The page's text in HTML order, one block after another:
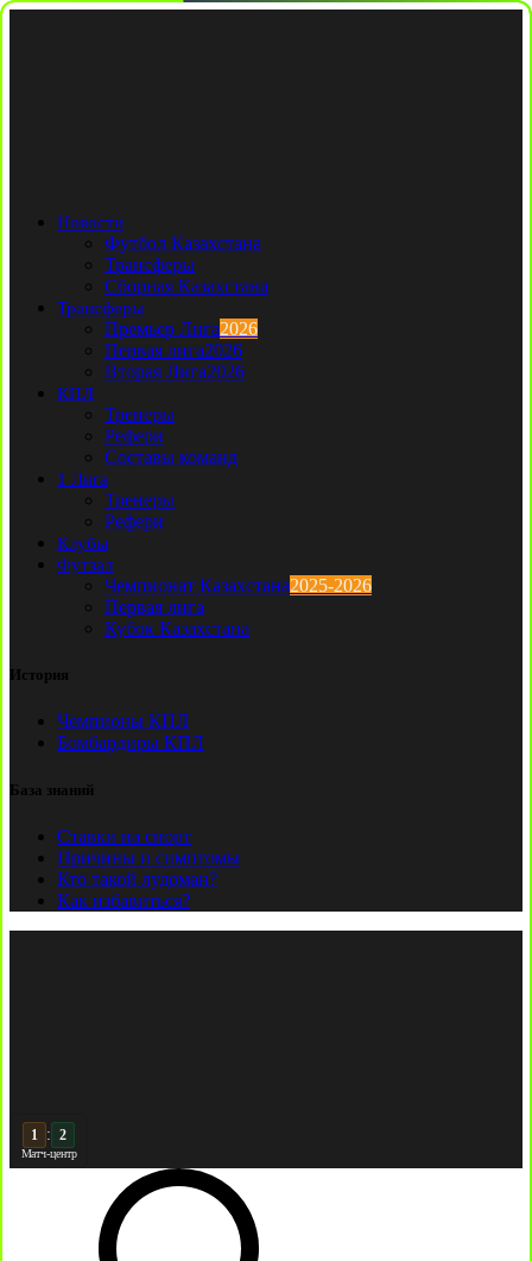
Новости
Футбол Казахстана
Трансферы
Сборная Казахстана
Трансферы
Премьер Лига2026
Первая лига2026
Вторая Лига2026
КПЛ
Тренеры
Рефери
Составы команд
1 Лига
Тренеры
Рефери
Клубы
Футзал
Чемпионат Казахстана2025-2026
Первая лига
Кубок Казахстана
История
Чемпионы КПЛ
Бомбардиры КПЛ
База знаний
Ставки на спорт
Причины и симптомы
Кто такой лудоман?
Как избавиться?
2 : 2
Матч-центр